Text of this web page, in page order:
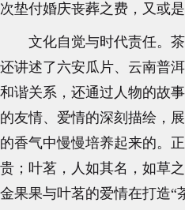
次垫付婚庆丧葬之费，又或
文化自觉与时代责任。
还讲述了六安瓜片、云南普
和谐关系，还通过人物的故
的友情、爱情的深刻描绘，
的香气中慢慢培养起来的。
贵；叶茗，人如其名，如草
金果果与叶茗的爱情在打造“